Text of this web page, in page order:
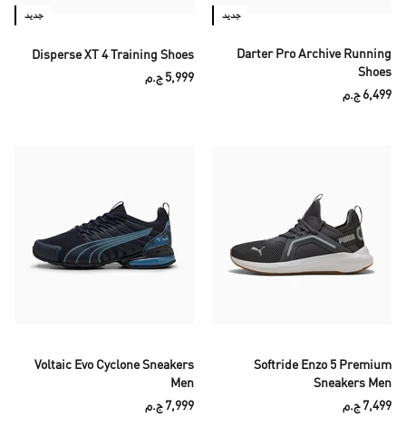
جديد
Darter Pro Archive Running
Shoes
6,499 ج.م
جديد
Disperse XT 4 Training Shoes
5,999 ج.م
Softride Enzo 5 Premium
Sneakers Men
7,499 ج.م
Voltaic Evo Cyclone Sneakers
Men
7,999 ج.م